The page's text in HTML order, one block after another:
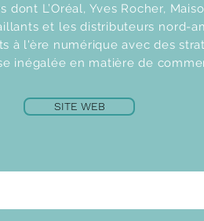
dont L’Oréal, Yves Rocher,
et les distributeurs nord-
à l'ère numérique avec des
inégalée en matière de
SITE WEB